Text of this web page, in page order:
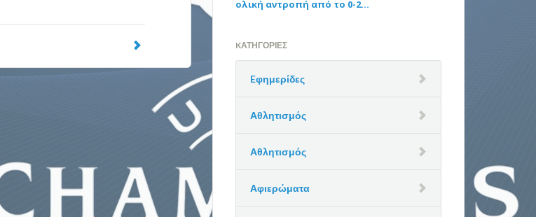
ολική αντροπή από το 0-2…
KΑΤΗΓΟΡΊΕΣ
Eφημερίδες
Αθλητισμός
Αθλητισμός
Αφιερώματα